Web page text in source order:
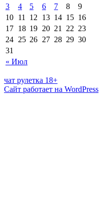
« Июл
3
4 5 6 7 8
9
10 11 12 13 14 15 16
17 18 19 20 21 22 23
24 25 26 27 28 29 30
31
чат рулетка 18+
Сайт работает на WordPress